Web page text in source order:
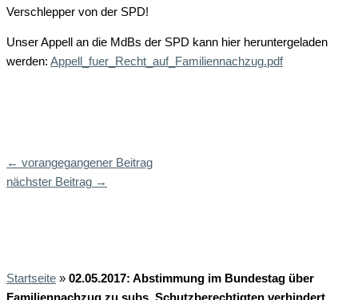
Verschlepper von der SPD!
Unser Appell an die MdBs der SPD kann hier heruntergeladen
werden: Appell_fuer_Recht_auf_Familiennachzug.pdf
← vorangegangener Beitrag
nächster Beitrag →
Startseite » 02.05.2017: Abstimmung im Bundestag über